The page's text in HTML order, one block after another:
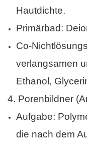
Hautdichte.
Primärbad:
Co-
verlangsamen
Ethanol,
4. Porenbildner
Aufgabe:
die nach dem